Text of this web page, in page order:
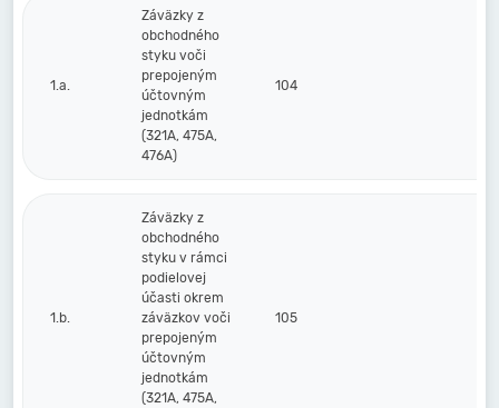
1.a.
Záväzky z
obchodného
styku voči
prepojeným
účtovným
jednotkám
(321A, 475A,
476A)
104
1.b.
Záväzky z
obchodného
styku v rámci
podielovej
účasti okrem
záväzkov voči
prepojeným
účtovným
jednotkám
(321A, 475A,
105